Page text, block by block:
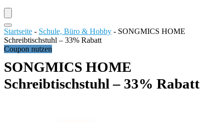
Startseite - Schule, Büro & Hobby - SONGMICS HOME
Schreibtischstuhl – 33% Rabatt
Coupon nutzen
SONGMICS HOME
Schreibtischstuhl – 33% Rabatt